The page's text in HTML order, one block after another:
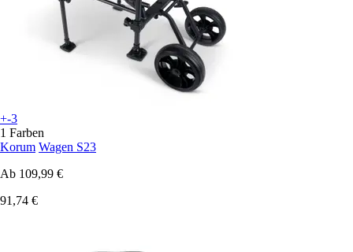
+-3
1 Farben
Korum Wagen S23
Ab 109,99 €
91,74 €